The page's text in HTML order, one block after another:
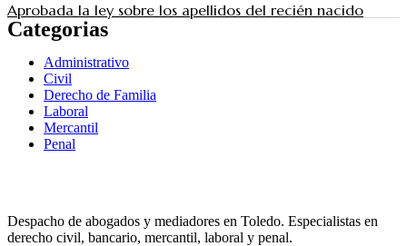
Aprobada la ley sobre los apellidos del recién nacido
Categorias
Administrativo
Civil
Derecho de Familia
Laboral
Mercantil
Penal
Despacho de abogados y mediadores en Toledo. Especialistas en
derecho civil, bancario, mercantil, laboral y penal.